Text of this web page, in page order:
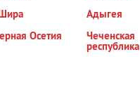
Адыгея
Осетия Чеченская
республика